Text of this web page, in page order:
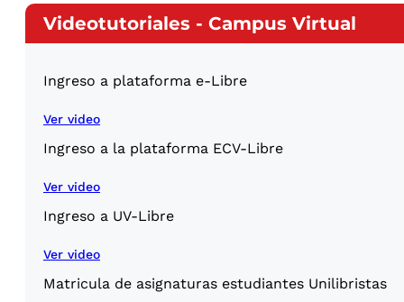
Videotutoriales - Campus Virtual
Ingreso a plataforma e-Libre
Ver video
Ingreso a la plataforma ECV-Libre
Ver video
Ingreso a UV-Libre
Ver video
Matricula de asignaturas estudiantes Unilibristas